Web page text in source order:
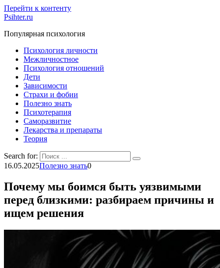
Перейти к контенту
Psihter.ru
Популярная психология
Психология личности
Межличностное
Психология отношений
Дети
Зависимости
Страхи и фобии
Полезно знать
Психотерапия
Саморазвитие
Лекарства и препараты
Теория
Search for:
16.05.2025Полезно знать0
Почему мы боимся быть уязвимыми
перед близкими: разбираем причины и
ищем решения